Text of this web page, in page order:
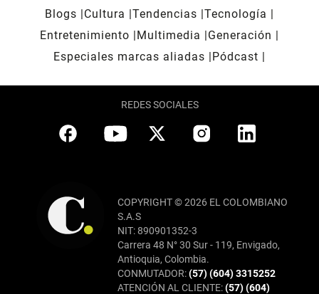
Blogs
Cultura Tendencias Tecnología
Entretenimiento
Multimedia
Generación
Especiales marcas aliadas
Pódcast
REDES SOCIALES
COPYRIGHT © 2026 EL COLOMBIANO
S.A.S
NIT: 890901352-3
Carrera 48 N° 30 Sur - 119, Envigado,
Antioquia, Colombia.
CONMUTADOR:(57) (604) 3315252
ATENCIÓN AL CLIENTE:(57) (604)